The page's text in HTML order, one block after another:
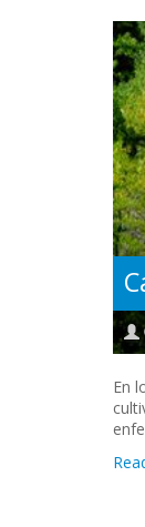
En